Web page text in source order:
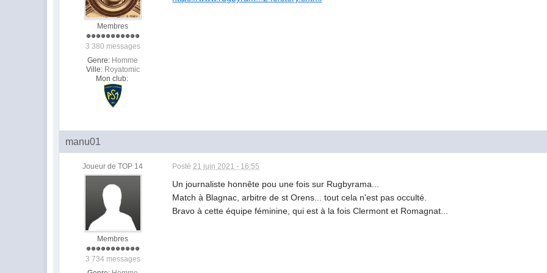
Membres
3 380 messages
Genre: Homme
Ville: Royatomic
Mon club:
manu01
Joueur de TOP 14
Membres
3 734 messages
Posté21 juin 2021 - 16:55
Un journaliste honnête pou une fois sur Rugbyrama...
Match à Blagnac, arbitre de st Orens... tout cela n'est pas occulté.
Bravo à cette équipe féminine, qui est à la fois Clermont et Romagnat...